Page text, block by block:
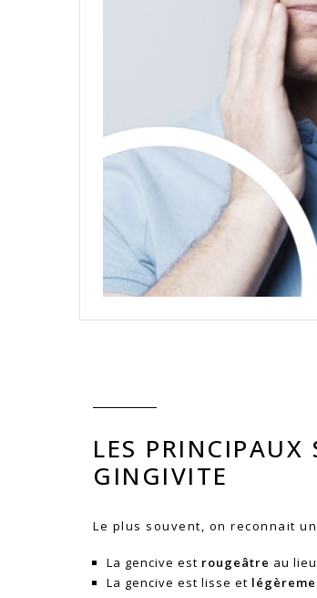
LES PRINCIPAUX
GINGIVITE
Le plus souvent, on reconnait
La gencive est rougeâtre au
La gencive est lisse et